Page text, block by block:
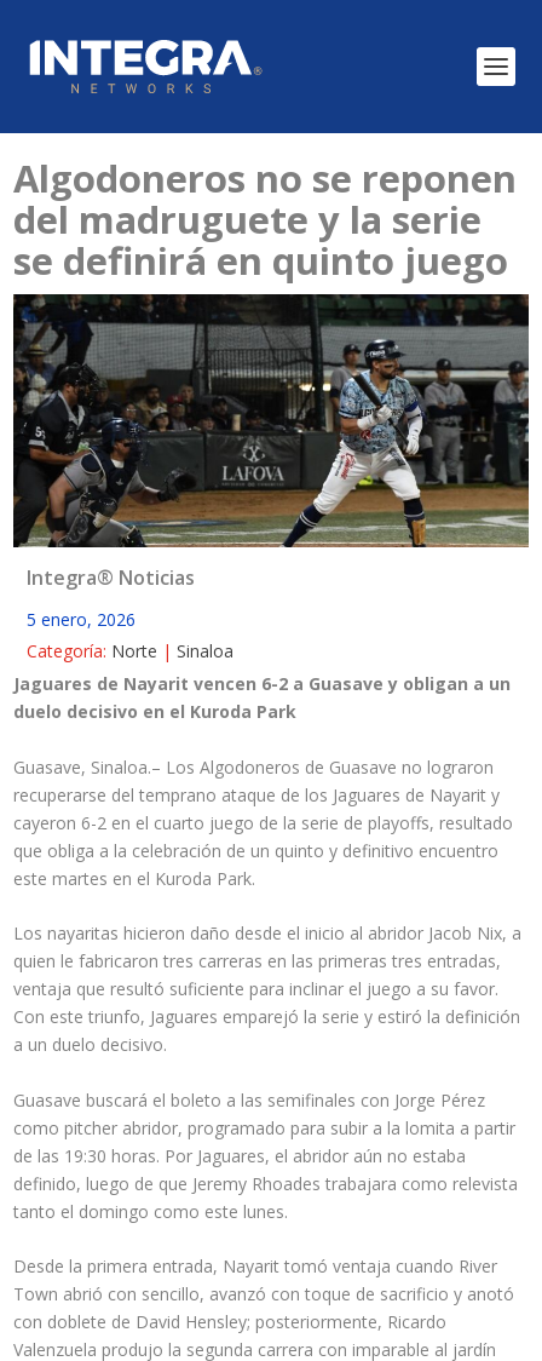
Algodoneros no se reponen
del madruguete y la serie
se definirá en quinto juego
Integra® Noticias
5 enero, 2026
Categoría: Norte |Sinaloa
Jaguares de Nayarit vencen 6-2 a Guasave y obligan a un
duelo decisivo en el Kuroda Park
Guasave, Sinaloa.– Los Algodoneros de Guasave no lograron
recuperarse del temprano ataque de los Jaguares de Nayarit y
cayeron 6-2 en el cuarto juego de la serie de playoffs, resultado
que obliga a la celebración de un quinto y definitivo encuentro
este martes en el Kuroda Park.
Los nayaritas hicieron daño desde el inicio al abridor Jacob Nix, a
quien le fabricaron tres carreras en las primeras tres entradas,
ventaja que resultó suficiente para inclinar el juego a su favor.
Con este triunfo, Jaguares emparejó la serie y estiró la definición
a un duelo decisivo.
Guasave buscará el boleto a las semifinales con Jorge Pérez
como pitcher abridor, programado para subir a la lomita a partir
de las 19:30 horas. Por Jaguares, el abridor aún no estaba
definido, luego de que Jeremy Rhoades trabajara como relevista
tanto el domingo como este lunes.
Desde la primera entrada, Nayarit tomó ventaja cuando River
Town abrió con sencillo, avanzó con toque de sacrificio y anotó
con doblete de David Hensley; posteriormente, Ricardo
Valenzuela produjo la segunda carrera con imparable al jardín